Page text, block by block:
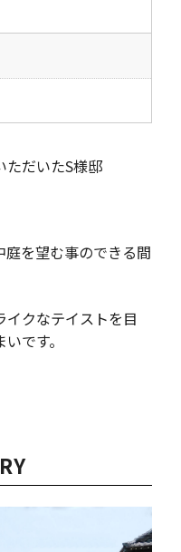
ただいたS様邸
庭を望む事のできる間
クなテイストを目
です。